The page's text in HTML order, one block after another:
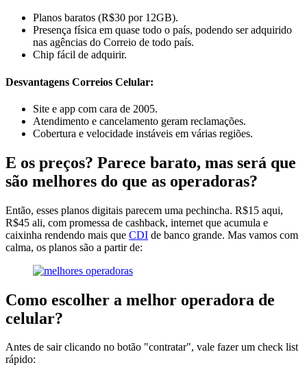
Planos baratos (R$30 por 12GB).
Presença física em quase todo o país, podendo ser adquirido
nas agências do Correio de todo país.
Chip fácil de adquirir.
Desvantagens Correios Celular:
Site e app com cara de 2005.
Atendimento e cancelamento geram reclamações.
Cobertura e velocidade instáveis em várias regiões.
E os preços? Parece barato, mas será que
são melhores do que as operadoras?
Então, esses planos digitais parecem uma pechincha. R$15 aqui,
R$45 ali, com promessa de cashback, internet que acumula e
caixinha rendendo mais que CDI de banco grande. Mas vamos com
calma, os planos são a partir de:
Como escolher a melhor operadora de
celular?
Antes de sair clicando no botão "contratar", vale fazer um check list
rápido: